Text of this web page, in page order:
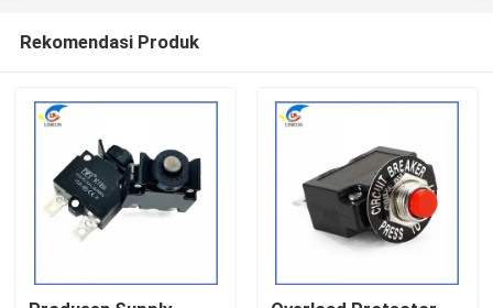
Rekomendasi Produk